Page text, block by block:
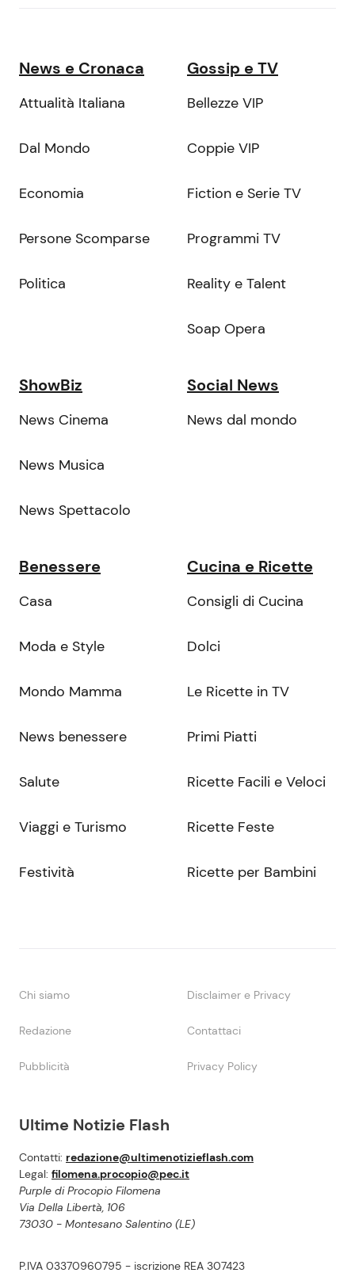
Ultime Notizie Flash
Contatti: redazione@ultimenotizieflash.com
Legal: filomena.procopio@pec.it
Purple di Procopio Filomena
Via Della Libertà, 106
73030 - Montesano Salentino (LE)
P.IVA 03370960795 - iscrizione REA 307423
News e Cronaca
Attualità Italiana
Dal Mondo
Economia
Persone Scomparse
Politica
Gossip e TV
Bellezze VIP
Coppie VIP
Fiction e Serie TV
Programmi TV
Reality e Talent
Soap Opera
ShowBiz
News Cinema
News Musica
News Spettacolo
Social News
News dal mondo
Benessere
Casa
Moda e Style
Mondo Mamma
News benessere
Salute
Viaggi e Turismo
Festività
Cucina e Ricette
Consigli di Cucina
Dolci
Le Ricette in TV
Primi Piatti
Ricette Facili e Veloci
Ricette Feste
Ricette per Bambini
Chi siamo Disclaimer e Privacy
Redazione Contattaci
Pubblicità Privacy Policy